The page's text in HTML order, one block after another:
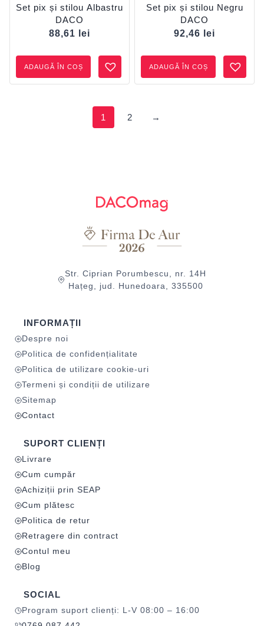
Set pix și stilou Albastru
DACO
88,61
lei
ADAUGĂ ÎN COȘ
Set pix și stilou Negru
DACO
92,46
lei
ADAUGĂ ÎN COȘ
1 2 →
Str. Ciprian Porumbescu, nr. 14H
Hațeg, jud. Hunedoara, 335500
INFORMAȚII
Despre noi
Politica de confidențialitate
Politica de utilizare cookie-uri
Termeni și condiții de utilizare
Sitemap
Contact
SUPORT CLIENȚI
Livrare
Cum cumpăr
Achiziții prin SEAP
Cum plătesc
Politica de retur
Retragere din contract
Contul meu
Blog
SOCIAL
Program suport clienți: L-V 08:00 – 16:00